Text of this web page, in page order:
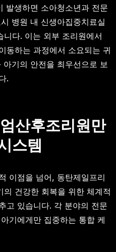
발생하면 소아청소년과 전문
병원 내 신생아집중치료실
다. 이는 외부 조리원에서
동하는 과정에서 소요되는 귀
기의 안전을 최우선으로 보
.
산후조리원만
스템
이점을 넘어, 동탄제일프리
건강한 회복을 위한 체계적
고 있습니다. 각 분야의 전문
기에게만 집중하는 통합 케